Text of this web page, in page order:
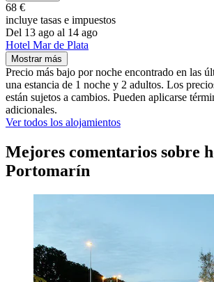
68 €
incluye tasas e impuestos
Del 13 ago al 14 ago
Hotel Mar de Plata
Mostrar más
Precio más bajo por noche encontrado en las
una estancia de 1 noche y 2 adultos. Los
están sujetos a cambios. Pueden aplicarse
adicionales.
Ver todos los alojamientos
Mejores comentarios sobre
Portomarín